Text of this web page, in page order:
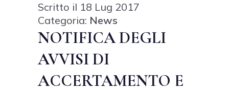
Scritto il 18 Lug 2017
Categoria: News
NOTIFICA DEGLI
AVVISI DI
ACCERTAMENTO E